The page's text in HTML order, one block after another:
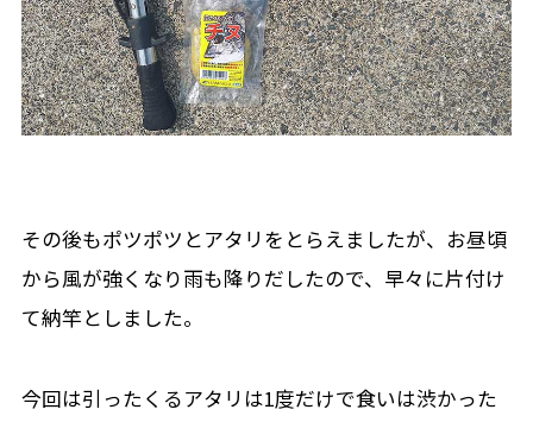
その後もポツポツとアタリをとらえましたが、お昼頃
から風が強くなり雨も降りだしたので、早々に片付け
て納竿としました。
今回は引ったくるアタリは1度だけで食いは渋かった